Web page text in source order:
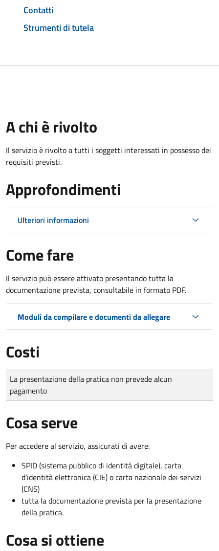
Contatti
Strumenti di tutela
A chi è rivolto
Il servizio è rivolto a tutti i soggetti interessati in possesso dei
requisiti previsti.
Approfondimenti
Ulteriori informazioni
Come fare
Il servizio può essere attivato presentando tutta la
documentazione prevista, consultabile in formato PDF.
Moduli da compilare e documenti da allegare
Costi
Tipo di pagamento
Importo
La presentazione della pratica non prevede alcun
pagamento
Cosa serve
Per accedere al servizio, assicurati di avere:
SPID (sistema pubblico di identità digitale), carta
d’identità elettronica (CIE) o carta nazionale dei servizi
(CNS)
tutta la documentazione prevista per la presentazione
della pratica.
Cosa si ottiene